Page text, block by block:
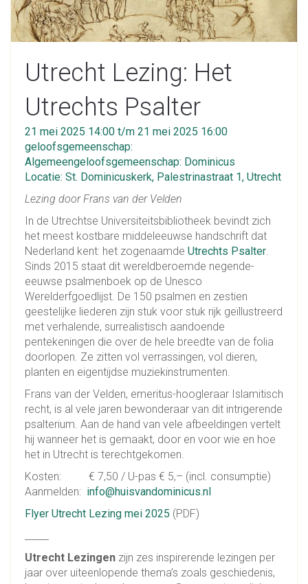
Utrecht Lezing: Het
Utrechts Psalter
21 mei 2025 14:00 t/m 21 mei 2025 16:00
geloofsgemeenschap:
Algemeengeloofsgemeenschap: Dominicus
Locatie: St. Dominicuskerk, Palestrinastraat 1, Utrecht
Lezing door Frans van der Velden
In de Utrechtse Universiteitsbibliotheek bevindt zich
het meest kostbare middeleeuwse handschrift dat
Nederland kent: het zogenaamde Utrechts Psalter.
Sinds 2015 staat dit wereldberoemde negende-
eeuwse psalmenboek op de Unesco
Werelderfgoedlijst. De 150 psalmen en zestien
geestelijke liederen zijn stuk voor stuk rijk geïllustreerd
met verhalende, surrealistisch aandoende
pentekeningen die over de hele breedte van de folia
doorlopen. Ze zitten vol verrassingen, vol dieren,
planten en eigentijdse muziekinstrumenten.
Frans van der Velden, emeritus-hoogleraar Islamitisch
recht, is al vele jaren bewonderaar van dit intrigerende
psalterium. Aan de hand van vele afbeeldingen vertelt
hij wanneer het is gemaakt, door en voor wie en hoe
het in Utrecht is terechtgekomen.
Kosten: € 7,50 / U-pas € 5,– (incl. consumptie)
Aanmelden: info@huisvandominicus.nl
Flyer Utrecht Lezing mei 2025 (PDF)
Utrecht Lezingen zijn zes inspirerende lezingen per
jaar over uiteenlopende thema’s zoals geschiedenis,